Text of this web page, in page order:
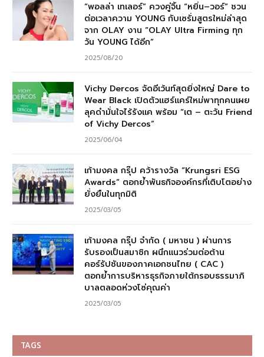
“พอลล่า เทเลอร์” ควงคู่จิ้น “หยิ่น–วอร์” ชวน
ต่อเวลาความ YOUNG กับเซรั่มสูตรใหม่ล่าสุด
จาก OLAY งาน “OLAY Ultra Firming ทุก
วัน YOUNG ได้อีก”
2025/08/20
Vichy Dercos จัดอีเว้นท์สุดยิ่งใหญ่ Dare to
Wear Black เปิดตัวแฮร์แคร์ใหม่พาทุกคนเผย
ลุคดำมั่นใจไร้รังแค พร้อม “เต – ตะวัน Friend
of Vichy Dercos”
2025/06/04
เก้ามงคล กรุ๊ป คว้ารางวัล “Krungsri ESG
Awards” ตอกย้ำพันธกิจองค์กรที่เติบโตอย่าง
ยั่งยืนในทุกมิติ
2025/03/05
เก้ามงคล กรุ๊ป จำกัด ( มหาชน ) ผ่านการ
รับรองเป็นสมาชิก ผนึกแนวร่วมต่อต้าน
คอร์รัปชันของภาคเอกชนไทย ( CAC )
ตอกย้ำการบริหารธุรกิจภายใต้กรอบธรรมาภิ
บาลตลอดห่วงโซ่คุณค่า
2025/03/05
TAGS